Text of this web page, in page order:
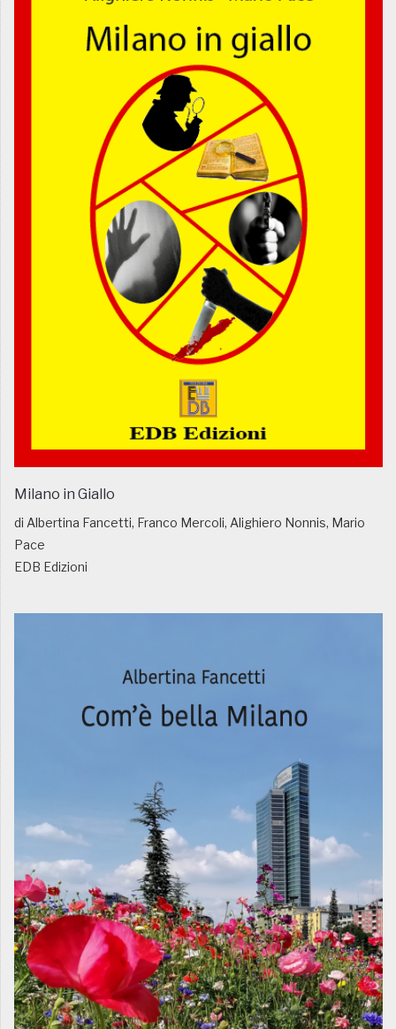
Milano in Giallo
di Albertina Fancetti, Franco Mercoli, Alighiero Nonnis, Mario
Pace
EDB Edizioni